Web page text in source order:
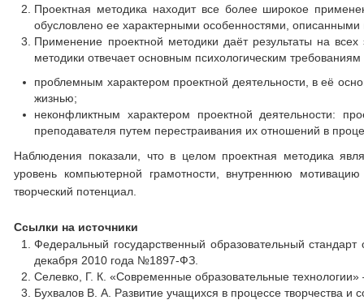
Проектная методика находит все более широкое
обусловлено ее характерными особенностями,
Применение проектной методики даёт результаты на
методики отвечает основным психологическим
проблемным характером проектной деятельности, в её
жизнью;
неконфликтным характером проектной деятельности:
преподавателя путем перестраивания их отношений в
Наблюдения показали, что в целом проектная методика
уровень компьютерной грамотности, внутреннюю
творческий потенциал.
Ссылки на источники
Федеральный государственный образовательный
декабря 2010 года №1897-ФЗ.
Селевко, Г. К. «Современные образовательные
Бухвалов В. А. Развитие учащихся в процессе творчества и